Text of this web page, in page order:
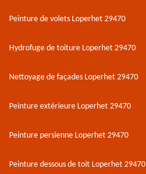
Peinture de volets Loperhet 29470
Hydrofuge de toiture Loperhet 29470
Nettoyage de façades Loperhet 29470
Peinture extérieure Loperhet 29470
Peinture persienne Loperhet 29470
Peinture dessous de toit Loperhet 29470